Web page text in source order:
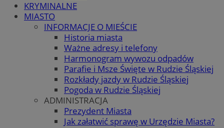
KRYMINALNE
MIASTO
INFORMACJE O MIEŚCIE
Historia miasta
Ważne adresy i telefony
Harmonogram wywozu odpadów
Parafie i Msze Święte w Rudzie Śląskiej
Rozkłady jazdy w Rudzie Śląskiej
Pogoda w Rudzie Śląskiej
ADMINISTRACJA
Prezydent Miasta
Jak załatwić sprawę w Urzędzie Miasta?